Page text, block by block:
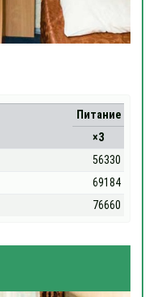
Питание
×3
56330
69184
76660